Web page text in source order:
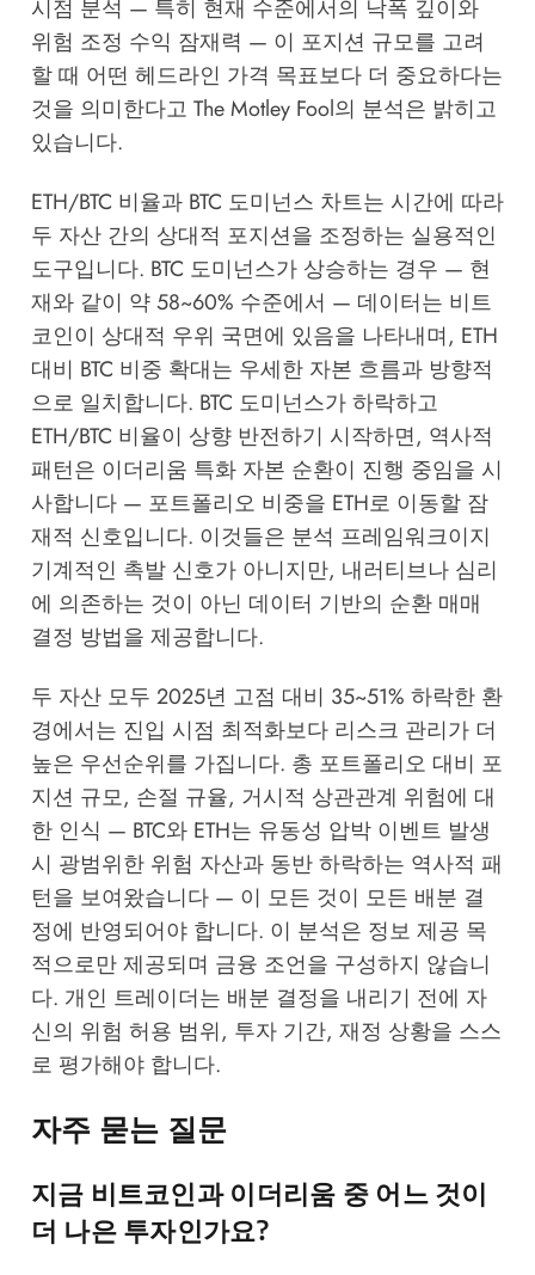
시점 분석 — 특히 현재 수준에서의 낙폭 깊이와
위험 조정 수익 잠재력 — 이 포지션 규모를 고려
할 때 어떤 헤드라인 가격 목표보다 더 중요하다는
것을 의미한다고 The Motley Fool의 분석은 밝히고
있습니다.
ETH/BTC 비율과 BTC 도미넌스 차트는 시간에 따라
두 자산 간의 상대적 포지션을 조정하는 실용적인
도구입니다. BTC 도미넌스가 상승하는 경우 — 현
재와 같이 약 58~60% 수준에서 — 데이터는 비트
코인이 상대적 우위 국면에 있음을 나타내며, ETH
대비 BTC 비중 확대는 우세한 자본 흐름과 방향적
으로 일치합니다. BTC 도미넌스가 하락하고
ETH/BTC 비율이 상향 반전하기 시작하면, 역사적
패턴은 이더리움 특화 자본 순환이 진행 중임을 시
사합니다 — 포트폴리오 비중을 ETH로 이동할 잠
재적 신호입니다. 이것들은 분석 프레임워크이지
기계적인 촉발 신호가 아니지만, 내러티브나 심리
에 의존하는 것이 아닌 데이터 기반의 순환 매매
결정 방법을 제공합니다.
두 자산 모두 2025년 고점 대비 35~51% 하락한 환
경에서는 진입 시점 최적화보다 리스크 관리가 더
높은 우선순위를 가집니다. 총 포트폴리오 대비 포
지션 규모, 손절 규율, 거시적 상관관계 위험에 대
한 인식 — BTC와 ETH는 유동성 압박 이벤트 발생
시 광범위한 위험 자산과 동반 하락하는 역사적 패
턴을 보여왔습니다 — 이 모든 것이 모든 배분 결
정에 반영되어야 합니다. 이 분석은 정보 제공 목
적으로만 제공되며 금융 조언을 구성하지 않습니
다. 개인 트레이더는 배분 결정을 내리기 전에 자
신의 위험 허용 범위, 투자 기간, 재정 상황을 스스
로 평가해야 합니다.
자주 묻는 질문
지금 비트코인과 이더리움 중 어느 것이
더 나은 투자인가요?